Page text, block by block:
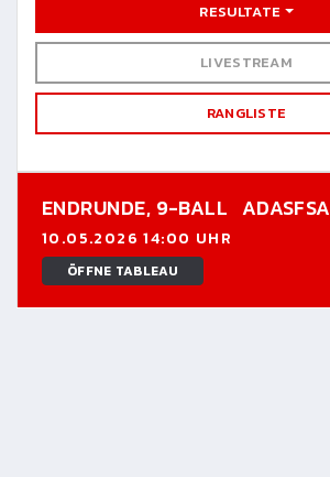
RESULTATE
LIVESTREAM
RANGLISTE
ENDRUNDE, 9-BALL ADASFSA
10.05.2026 14:00 UHR
ÖFFNE TABLEAU